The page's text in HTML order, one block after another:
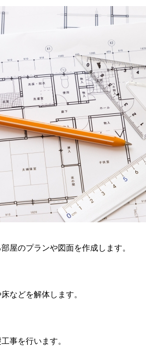
屋のプランや図面を作成します。
などを解体します。
事を行います。